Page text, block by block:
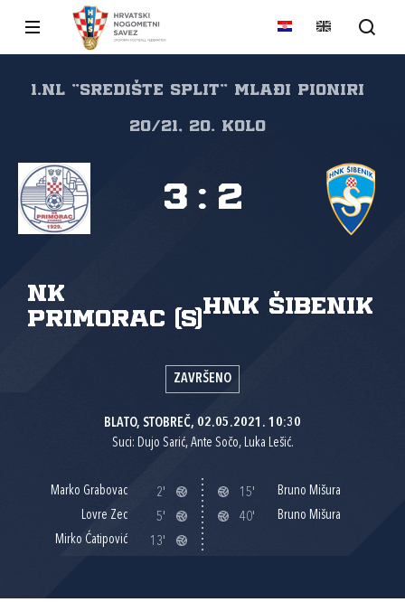
1.NL "SREDIŠTE SPLIT" Mlađi pioniri
20/21, 20. kolo
NK
Primorac (S)
HNK Šibenik
3 : 2
ZAVRŠENO
BLATO, STOBREČ, 02.05.2021. 10:30
Suci: Dujo Sarić, Ante Sočo, Luka Lešić.
Marko Grabovac
2'
Lovre Zec
5'
Mirko Ćatipović
13'
15'
Bruno Mišura
40'
Bruno Mišura